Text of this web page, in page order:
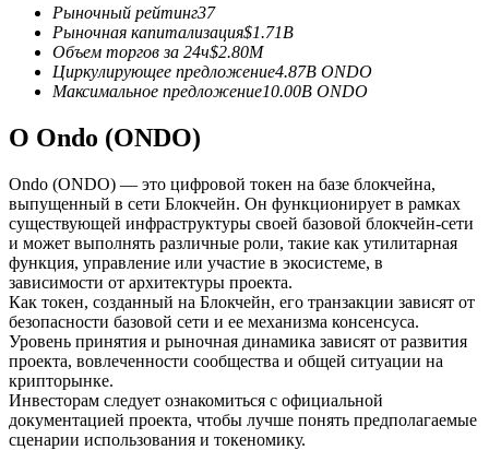
обеспечения
Копирование торговли
Присоединяйтесь к лучшим трейдерам
Рыночный рейтинг37
Рыночная капитализация$1.71B
Объем торгов за 24ч$2.80M
Циркулирующее предложение4.87B ONDO
Максимальное предложение10.00B ONDO
О Ondo (ONDO)
Ondo (ONDO) — это цифровой токен на базе блокчейна,
выпущенный в сети Блокчейн. Он функционирует в рамках
существующей инфраструктуры своей базовой блокчейн-сети
и может выполнять различные роли, такие как утилитарная
функция, управление или участие в экосистеме, в
зависимости от архитектуры проекта.
Как токен, созданный на Блокчейн, его транзакции зависят от
безопасности базовой сети и ее механизма консенсуса.
Уровень принятия и рыночная динамика зависят от развития
проекта, вовлеченности сообщества и общей ситуации на
крипторынке.
Инвесторам следует ознакомиться с официальной
документацией проекта, чтобы лучше понять предполагаемые
сценарии использования и токеномику.